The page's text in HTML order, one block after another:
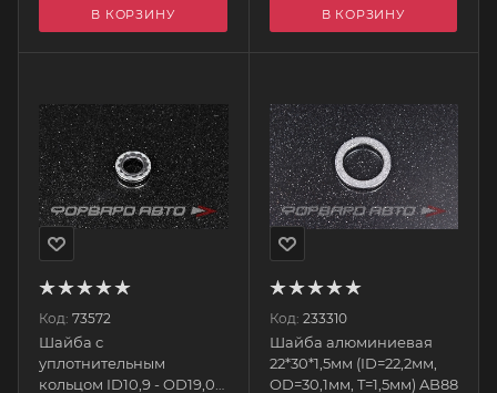
В КОРЗИНУ В КОРЗИНУ
Код: 73572
Шайба с
уплотнительным
кольцом ID10,9 - OD19,0
Код: 233310
Шайба алюминиевая
22*30*1,5мм (ID=22,2мм,
OD=30,1мм, T=1,5мм) AB88